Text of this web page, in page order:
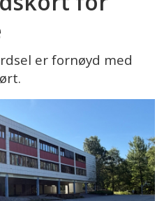
er fornøyd med